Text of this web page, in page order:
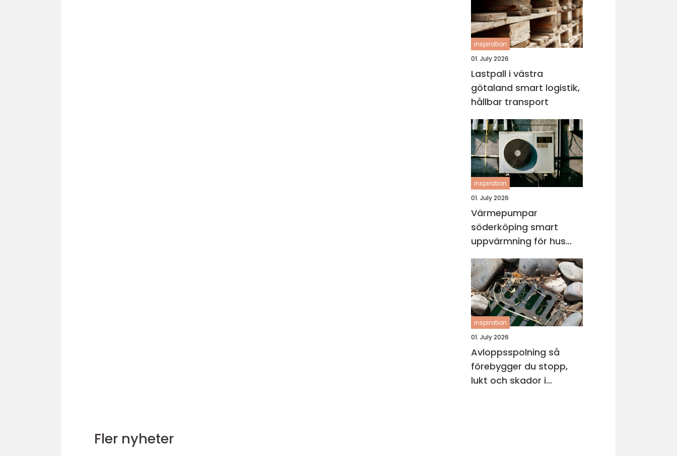
inspiration
01. July 2026
Lastpall i västra
götaland smart logistik,
hållbar transport
inspiration
01. July 2026
Värmepumpar
söderköping smart
uppvärmning för hus
och fritidsboende
inspiration
01. July 2026
Avloppsspolning så
förebygger du stopp,
lukt och skador i
Fler nyheter